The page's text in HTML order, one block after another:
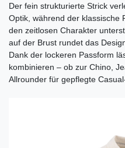
Der fein strukturierte Strick
Optik, während der klassische
den zeitlosen Charakter
auf der Brust rundet das
Dank der lockeren Passform
kombinieren – ob zur Chino,
Allrounder für gepflegte